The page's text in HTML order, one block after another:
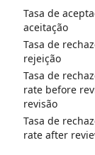
Tasa de
aceitação
Tasa de
rejeição
Tasa de
rate before
revisão
Tasa de
rate after